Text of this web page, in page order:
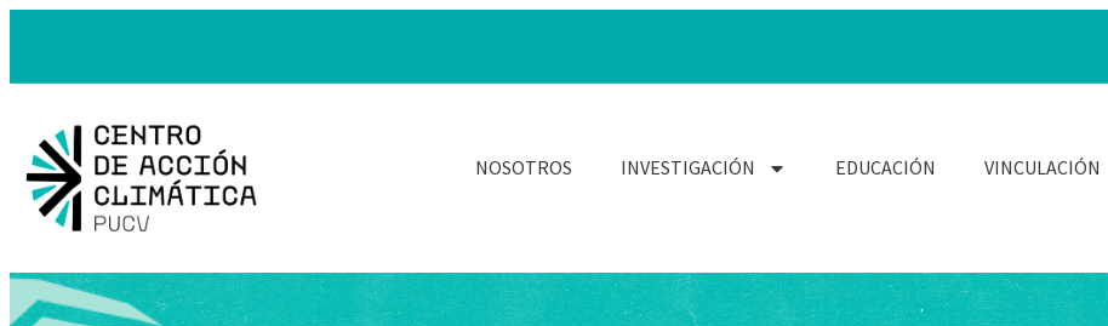
NOSOTROS INVESTIGACIÓN EDUCACIÓN VINCULACIÓN